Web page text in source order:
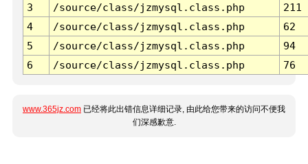
3 /source/class/jzmysql.class.php
211
4
/source/class/jzmysql.class.php
62
5
/source/class/jzmysql.class.php
94
6
/source/class/jzmysql.class.php 76
www.365jz.com 已经将此出错信息详细记录, 由此给您带来的访问不便我
们深感歉意.